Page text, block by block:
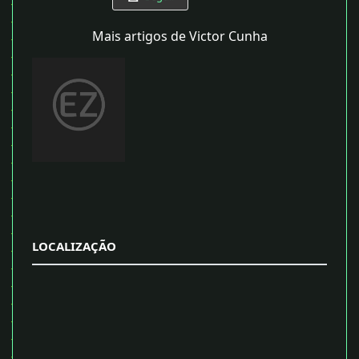
Mais artigos de Victor Cunha
LOCALIZAÇÃO